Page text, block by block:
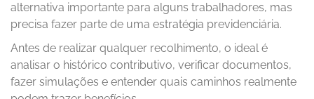
alternativa importante para alguns trabalhadores, mas
precisa fazer parte de uma estratégia previdenciária.
Antes de realizar qualquer recolhimento, o ideal é
analisar o histórico contributivo, verificar documentos,
fazer simulações e entender quais caminhos realmente